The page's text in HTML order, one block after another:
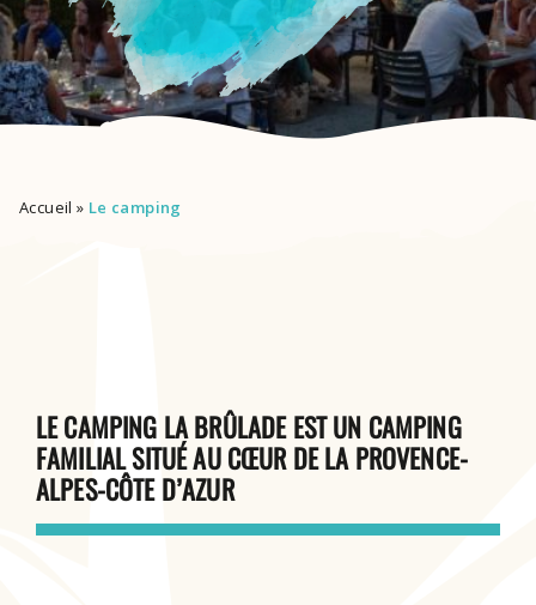
Accueil » Le camping
LE CAMPING LA BRÛLADE EST UN CAMPING
FAMILIAL SITUÉ AU CŒUR DE LA PROVENCE-
ALPES-CÔTE D’AZUR